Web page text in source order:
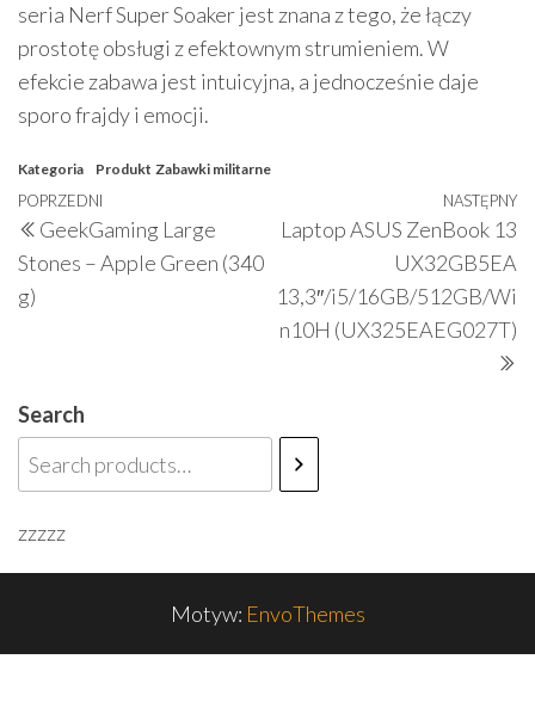
seria Nerf Super Soaker jest znana z tego, że łączy
prostotę obsługi z efektownym strumieniem. W
efekcie zabawa jest intuicyjna, a jednocześnie daje
sporo frajdy i emocji.
Kategoria Produkt Zabawki militarne
Nawigacja
wpisu
Poprzedni
wpis
POPRZEDNI
GeekGaming Large
Stones – Apple Green (340
g)
NASTĘPNY
Laptop ASUS ZenBook 13
UX32GB5EA
13,3″/i5/16GB/512GB/Wi
n10H (UX325EAEG027T)
Search
zzzzz
Motyw: EnvoThemes